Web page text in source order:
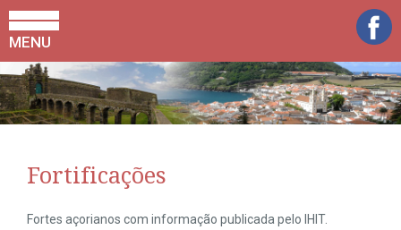
MENU
Fortificações
Fortes açorianos com informação publicada pelo IHIT.